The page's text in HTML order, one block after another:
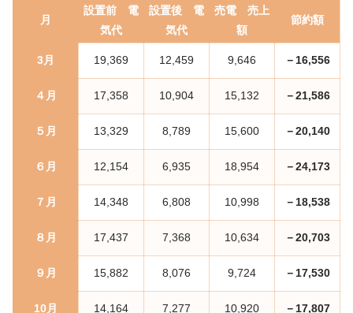
月
設置前 電
気代
設置後 電
気代
売電 売上
額
節約額
3月 19,369 12,459 9,646 －16,556
４月 17,358 10,904 15,132 －21,586
５月 13,329 8,789 15,600 －20,140
６月 12,154 6,935 18,954 －24,173
７月 14,348 6,808 10,998 －18,538
８月 17,437 7,368 10,634 －20,703
９月 15,882 8,076 9,724 －17,530
10月 14,164 7,277 10,920 －17,807